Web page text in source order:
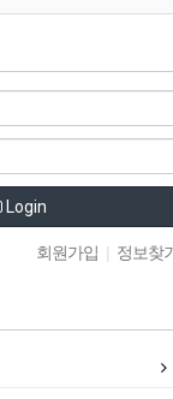
Login
회원가입 | 정보찾